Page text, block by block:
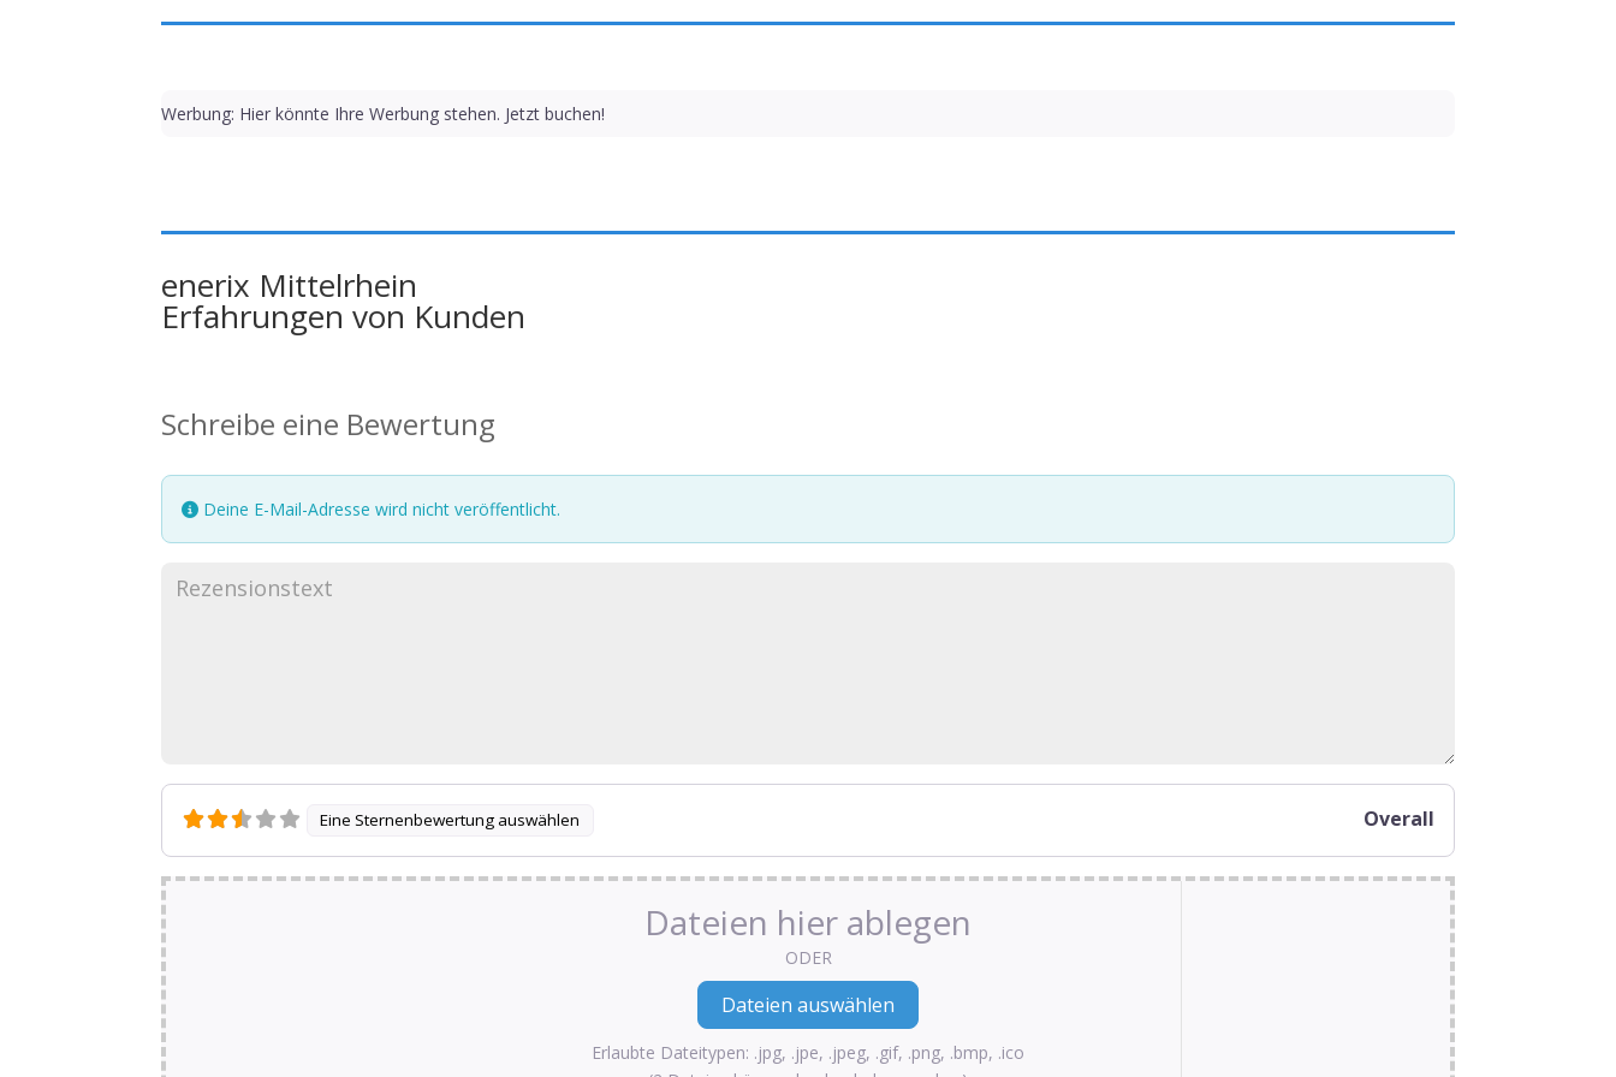
Werbung: Hier könnte Ihre Werbung stehen. Jetzt buchen!
enerix Mittelrhein
Erfahrungen von Kunden
Schreibe eine Bewertung
Deine E-Mail-Adresse wird nicht veröffentlicht.
Eine Sternenbewertung auswählen Overall
Dateien hier ablegen
ODER
Erlaubte Dateitypen: .jpg, .jpe, .jpeg, .gif, .png, .bmp, .ico